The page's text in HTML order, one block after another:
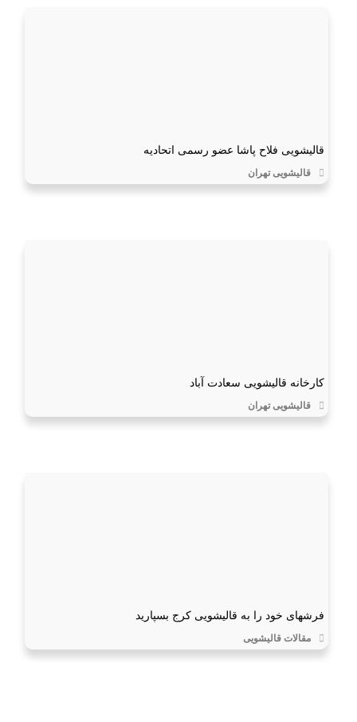
قالیشویی فلاح پاشا عضو رسمی اتحادیه
قالیشویی تهران
کارخانه قالیشویی سعادت آباد
قالیشویی تهران
فرشهای خود را به قالیشویی کرج بسپارید
مقالات قالیشویی